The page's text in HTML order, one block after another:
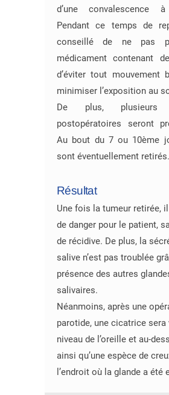
d’une convalescence
Pendant ce temps de
conseillé de ne pas
médicament contenant
d’éviter tout mouvement
minimiser l’exposition au
De plus, plusieurs
postopératoires seront
Au bout du 7 ou 10ème
sont éventuellement retirés.
Résultat
Une fois la tumeur retirée, il
de danger pour le patient,
de récidive. De plus, la
salive n’est pas troublée
présence des autres
salivaires.
Néanmoins, après une
parotide, une cicatrice sera
niveau de l’oreille et au-
ainsi qu’une espèce de
l’endroit où la glande a été